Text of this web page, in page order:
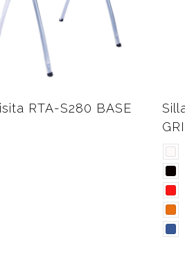
Visita RTA-3028